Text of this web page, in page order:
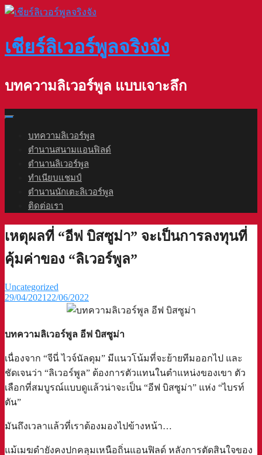
Skip
เชียร์ลิเวอร์พูลจริงจัง
บทความลิเวอร์พูล แบบเจาะลึก
บทความลิเวอร์พูล
ตำนานสนามแอนฟิลด์
ตำนานลิเวอร์พูล
ทำเนียบแชมป์
ตำนานนักเตะลิเวอร์พูล
ติดต่อเรา
เหตุผลที่ “อีฟ บิสซูม่า” จะเป็นการลงทุนที่
คุ้มค่าของ “ลิเวอร์พูล”
Uncategorized
29/04/2021 22/06/2022
บทความลิเวอร์พูล อีฟ บิสซูม่า
เนื่องจาก “จีนี่ ไวจ์นัลดุม” มีแนวโน้มที่จะย้ายทีมออกไป และ
ชัดเจนว่า “ลิเวอร์พูล” ต้องการตัวแทนในตำแหน่งของเขา ตัว
เลือกที่สมบูรณ์แบบดูแล้วน่าจะเป็น “อีฟ บิสซูม่า” แห่ง “ไบรท์
ตัน”
มันถึงเวลาแล้วที่เราต้องมองไปข้างหน้า…
แม้เมฆดำยังคงปกคลุมเหนือถิ่นแอนฟิลด์ หลังการตัดสินใจของ